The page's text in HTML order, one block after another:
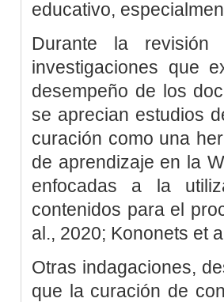
educativo,
Durante la
investigaciones que
desempeño de los
se aprecian estudios
curación como una
de aprendizaje en la
enfocadas a la
contenidos para el
al., 2020; Kononets et
Otras indagaciones,
que la curación de